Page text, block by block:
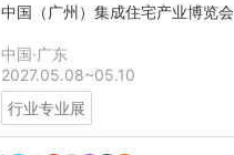
中国（广州）集成住宅产业博览会
中国·广东
2027.05.08~05.10
行业专业展